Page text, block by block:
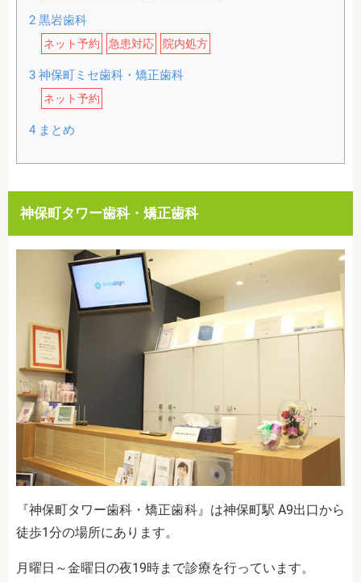
2黒岩歯科
ネット予約 急患対応 院内処方
3神保町ミセ歯科・矯正歯科
ネット予約
4まとめ
神保町タワー歯科・矯正歯科
『神保町タワー歯科・矯正歯科』は神保町駅 A9出口から
徒歩1分の場所にあります。
月曜日～金曜日の夜19時まで診療を行っています。